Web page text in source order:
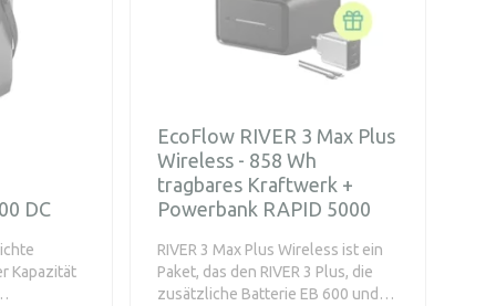
DC
Kapazität
EcoFlow RIVER 3 Max Plus
Wireless - 858 Wh
tragbares Kraftwerk +
Powerbank RAPID 5000
RIVER 3 Max Plus Wireless ist ein
Paket, das den RIVER 3 Plus, die
zusätzliche Batterie EB 600 und